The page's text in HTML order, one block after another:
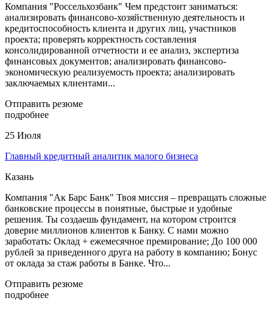
Компания "Россельхозбанк" Чем предстоит заниматься:
анализировать финансово-хозяйственную деятельность и
кредитоспособность клиента и других лиц, участников
проекта; проверять корректность составления
консолидированной отчетности и ее анализ, экспертиза
финансовых документов; анализировать финансово-
экономическую реализуемость проекта; анализировать
заключаемых клиентами...
Отправить резюме
подробнее
25 Июля
Главный кредитный аналитик малого бизнеса
Казань
Компания "Ак Барс Банк" Твоя миссия – превращать сложные
банковские процессы в понятные, быстрые и удобные
решения. Ты создаешь фундамент, на котором строится
доверие миллионов клиентов к Банку. С нами можно
заработать: Оклад + ежемесячное премирование; До 100 000
рублей за приведенного друга на работу в компанию; Бонус
от оклада за стаж работы в Банке. Что...
Отправить резюме
подробнее